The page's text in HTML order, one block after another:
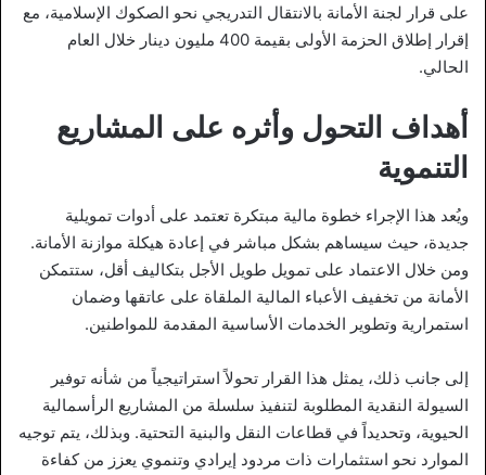
على قرار لجنة الأمانة بالانتقال التدريجي نحو الصكوك الإسلامية، مع
إقرار إطلاق الحزمة الأولى بقيمة 400 مليون دينار خلال العام
الحالي.
أهداف التحول وأثره على المشاريع
التنموية
ويُعد هذا الإجراء خطوة مالية مبتكرة تعتمد على أدوات تمويلية
جديدة، حيث سيساهم بشكل مباشر في إعادة هيكلة موازنة الأمانة.
ومن خلال الاعتماد على تمويل طويل الأجل بتكاليف أقل، ستتمكن
الأمانة من تخفيف الأعباء المالية الملقاة على عاتقها وضمان
استمرارية وتطوير الخدمات الأساسية المقدمة للمواطنين.
إلى جانب ذلك، يمثل هذا القرار تحولاً استراتيجياً من شأنه توفير
السيولة النقدية المطلوبة لتنفيذ سلسلة من المشاريع الرأسمالية
الحيوية، وتحديداً في قطاعات النقل والبنية التحتية. وبذلك، يتم توجيه
الموارد نحو استثمارات ذات مردود إيرادي وتنموي يعزز من كفاءة